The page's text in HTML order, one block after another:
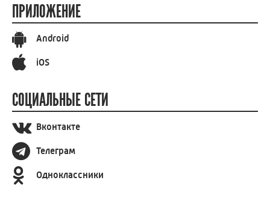
ПРИЛОЖЕНИЕ
Android
iOS
СОЦИАЛЬНЫЕ СЕТИ
Вконтакте
Телеграм
Одноклассники